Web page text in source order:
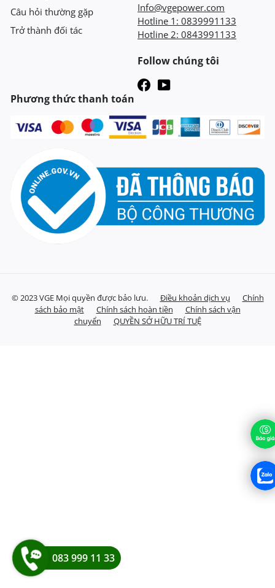
Câu hỏi thường gặp
Trở thành đối tác
Info@vgepower.com
Hotline 1: 0839991133
Hotline 2: 0843991133
Follow chúng tôi
Phương thức thanh toán
© 2023 VGE Mọi quyền được bảo lưu. Điều khoản dịch vụ
Chính
sách bảo mật
Chính sách hoàn tiền
Chính sách vận
chuyển
QUYỀN SỞ HỮU TRÍ TUỆ
083 999 11 33